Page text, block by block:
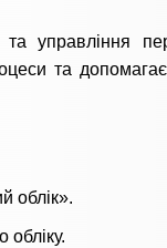
та управління
та допомагає
облік».
обліку.